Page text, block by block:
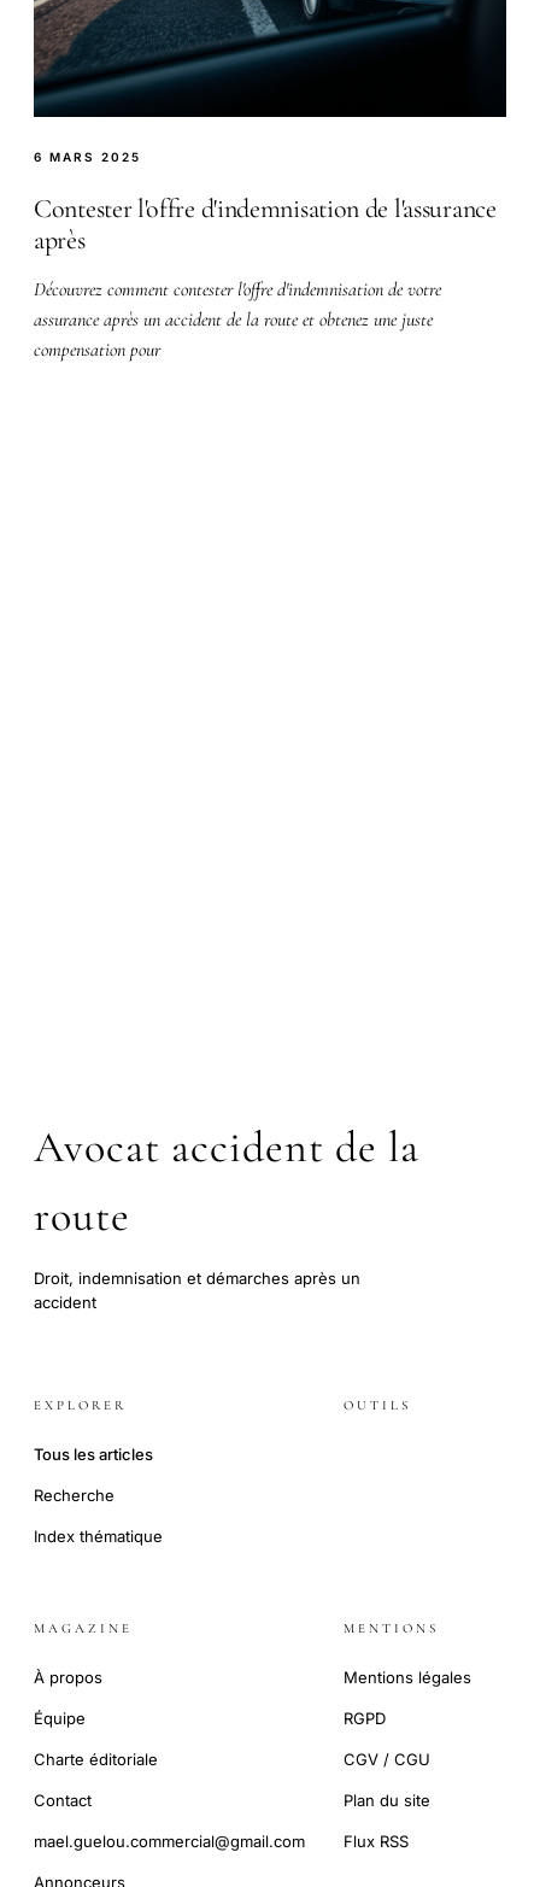
6 MARS 2025
Contester l'offre d'indemnisation de l'assurance
après
Découvrez comment contester l'offre d'indemnisation de votre
assurance après un accident de la route et obtenez une juste
compensation pour
Avocat accident de la
route
Droit, indemnisation et démarches après un
accident
EXPLORER
Tous les articles
Recherche
Index thématique
OUTILS
MAGAZINE
À propos
Équipe
Charte éditoriale
Contact
mael.guelou.commercial@gmail.com
Annonceurs
MENTIONS
Mentions légales
RGPD
CGV / CGU
Plan du site
Flux RSS